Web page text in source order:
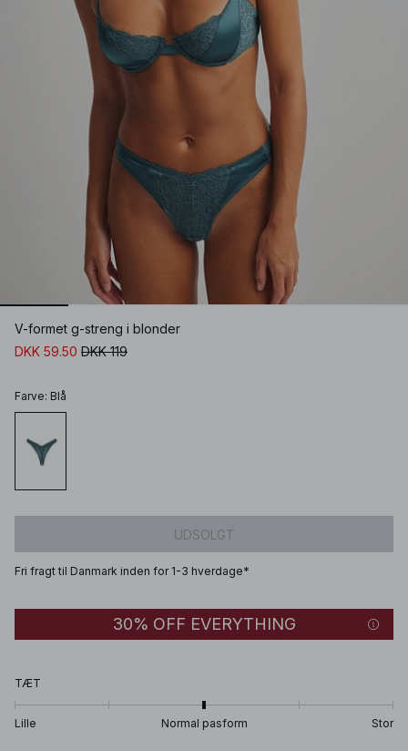
V-formet g-streng i blonder
DKK 59.50 DKK 119
Farve: Blå
UDSOLGT
Fri fragt til Danmark inden for 1-3 hverdage*
30% OFF EVERYTHING
TÆT
Lille Normal pasform Stor